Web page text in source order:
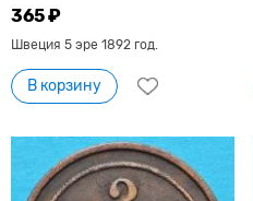
365 ₽
Швеция 5 эре 1892 год.
В корзину